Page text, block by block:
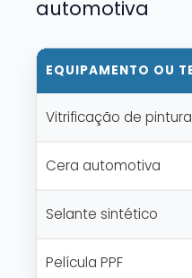
automotiva
EQUIPAMENTO OU
Vitrificação de pintura
Cera automotiva
Selante sintético
Película PPF